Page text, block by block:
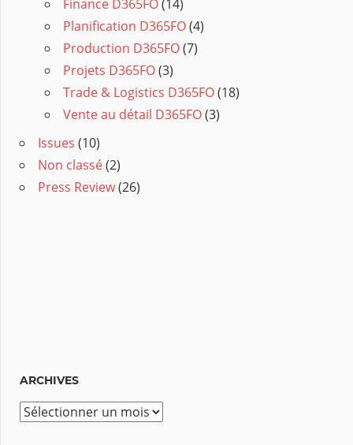
Finance D365FO(14)
Planification D365FO(4)
Production D365FO(7)
Projets D365FO(3)
Trade & Logistics D365FO(18)
Vente au détail D365FO(3)
Issues (10)
Non classé(2)
Press Review(26)
ARCHIVES
A